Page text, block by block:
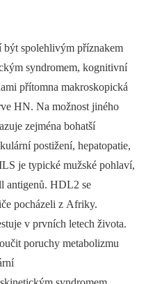
být spolehlivým příznakem
syndromem, kognitivní
přítomna makroskopická
HN. Na možnost jiného
zejména bohatší
postižení, hepatopatie,
je typické mužské pohlaví,
antigenů. HDL2 se
pocházeli z Afriky.
v prvních letech života.
poruchy metabolizmu